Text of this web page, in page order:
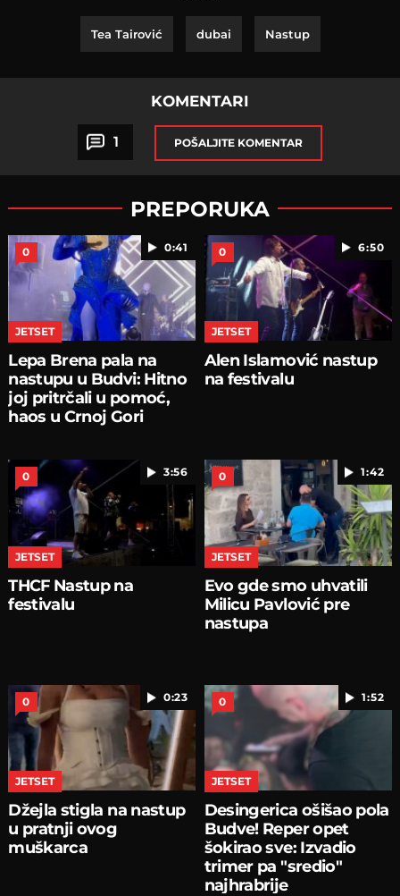
Tea Tairović dubai Nastup
KOMENTARI
1 POŠALJITE KOMENTAR
PREPORUKA
0:41
0
JETSET
Lepa Brena pala na
nastupu u Budvi: Hitno
joj pritrčali u pomoć,
haos u Crnoj Gori
6:50
0
JETSET
Alen Islamović nastup
na festivalu
3:56
0
JETSET
THCF Nastup na
festivalu
1:42
0
JETSET
Evo gde smo uhvatili
Milicu Pavlović pre
nastupa
0:23
0
JETSET
Džejla stigla na nastup
u pratnji ovog
muškarca
1:52
0
JETSET
Desingerica ošišao pola
Budve! Reper opet
šokirao sve: Izvadio
trimer pa "sredio"
najhrabrije